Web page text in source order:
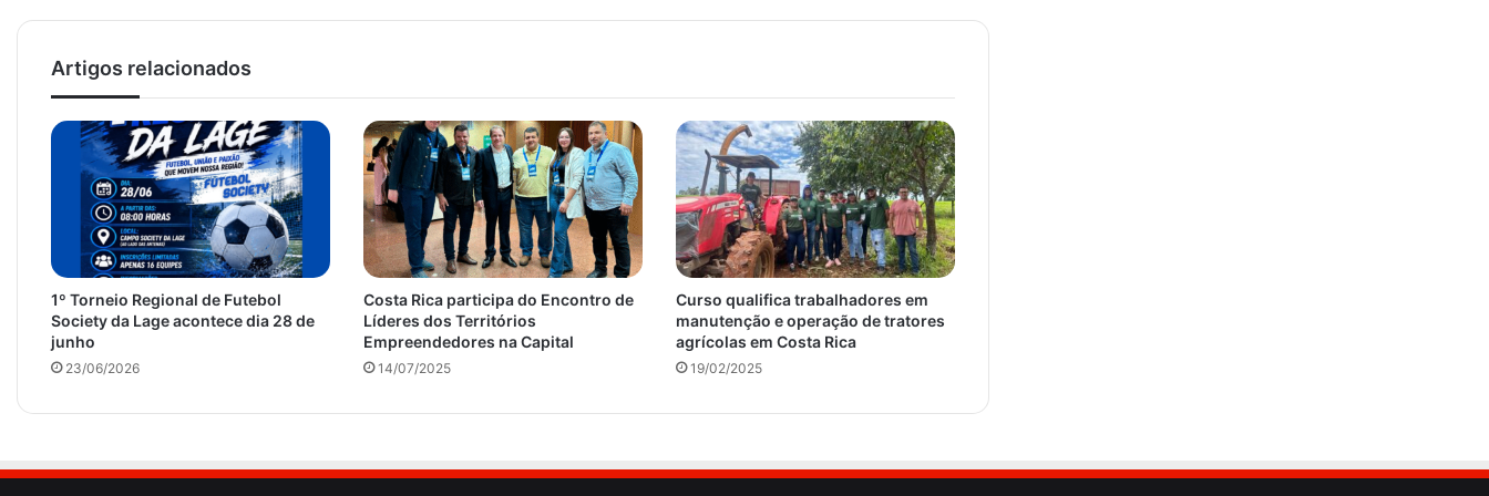
Artigos relacionados
1º Torneio Regional de Futebol
Society da Lage acontece dia 28 de
junho
23/06/2026
Costa Rica participa do Encontro de
Líderes dos Territórios
Empreendedores na Capital
14/07/2025
Curso qualifica trabalhadores em
manutenção e operação de tratores
agrícolas em Costa Rica
19/02/2025